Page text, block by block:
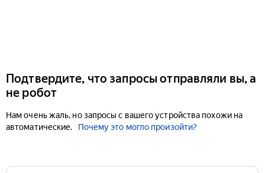
Подтвердите, что запросы отправляли вы, а
не робот
Нам очень жаль, но запросы с вашего устройства похожи на
автоматические.
Почему это могло произойти?